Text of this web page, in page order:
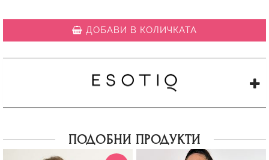
ДОБАВИ В КОЛИЧКАТА
ПОДОБНИ ПРОДУКТИ